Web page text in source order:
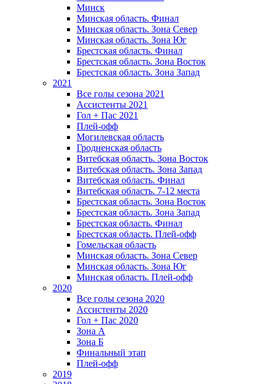
Минск
Mинская область. Финал
Минская область. Зона Север
Минская область. Зона Юг
Брестская область. Финал
Брестская область. Зона Восток
Брестская область. Зона Запад
2021
Все голы сезона 2021
Ассистенты 2021
Гол + Пас 2021
Плей-офф
Могилевская область
Гродненская область
Витебская область. Зона Восток
Витебская область. Зона Запад
Витебская область. Финал
Витебская область. 7-12 места
Брестская область. Зона Восток
Брестская область. Зона Запад
Брестская область. Финал
Брестская область. Плей-офф
Гомельская область
Минская область. Зона Север
Минская область. Зона Юг
Минская область. Плей-офф
2020
Все голы сезона 2020
Ассистенты 2020
Гол + Пас 2020
Зона А
Зона Б
Финальный этап
Плей-офф
2019